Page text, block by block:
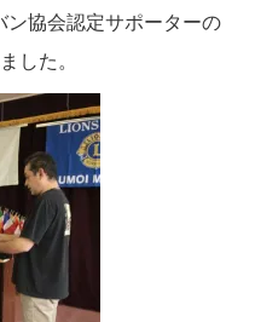
ン協会認定サポーターの
した。